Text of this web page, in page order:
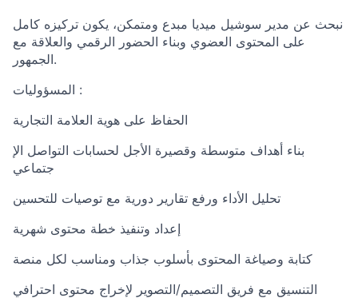
نبحث عن مدير سوشيل ميديا مبدع ومتمكن، يكون تركيزه كامل
على المحتوى العضوي وبناء الحضور الرقمي والعلاقة مع
الجمهور.
المسؤوليات :
الحفاظ على هوية العلامة التجارية
بناء أهداف متوسطة وقصيرة الأجل لحسابات التواصل الإ
جتماعي
تحليل الأداء ورفع تقارير دورية مع توصيات للتحسين
إعداد وتنفيذ خطة محتوى شهرية
كتابة وصياغة المحتوى بأسلوب جذاب ومناسب لكل منصة
التنسيق مع فريق التصميم/التصوير لإخراج محتوى احترافي